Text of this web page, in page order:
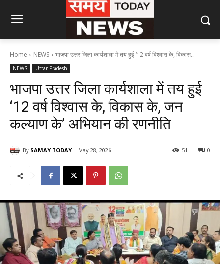
Home NEWS भाजपा उत्तर जिला कार्यशाला में तय हुई ‘12 वर्ष विश्वास के, विकास...
NEWS Uttar Pradesh
भाजपा उत्तर जिला कार्यशाला में तय हुई
‘12 वर्ष विश्वास के, विकास के, जन
कल्याण के’ अभियान की रणनीति
By SAMAY TODAY May 28, 2026 0
51